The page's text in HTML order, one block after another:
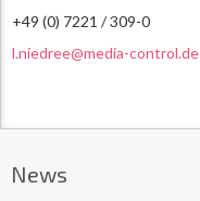
+49 (0) 7221 / 309-0
l.niedree@media-control.de
News